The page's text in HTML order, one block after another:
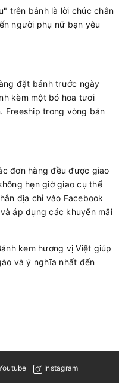
trên bánh là lời chúc chân
người phụ nữ bạn yêu
đặt bánh trước ngày
kèm một bó hoa tươi
Freeship trong vòng bán
đơn hàng đều được giao
hẹn giờ giao cụ thể
địa chỉ vào Facebook
áp dụng các khuyến mãi
kem hương vị Việt giúp
và ý nghĩa nhất đến
Instagram